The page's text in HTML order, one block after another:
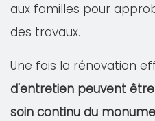
aux familles pour
des travaux.
Une fois la rénovation
d'entretien peuvent
soin continu du